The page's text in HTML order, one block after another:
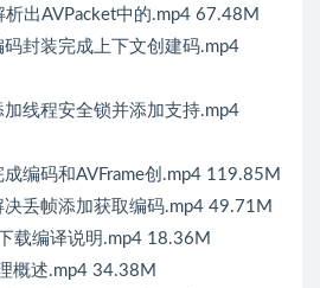
出AVPacket中的.mp4 67.48M
封装完成上下文创建码.mp4
线程安全锁并添加支持.mp4
编码和AVFrame创.mp4 119.85M
丢帧添加获取编码.mp4 49.71M
载编译说明.mp4 18.36M
概述.mp4 34.38M